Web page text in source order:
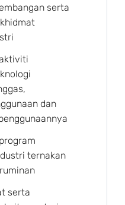
serta
dan
ternakan
serta